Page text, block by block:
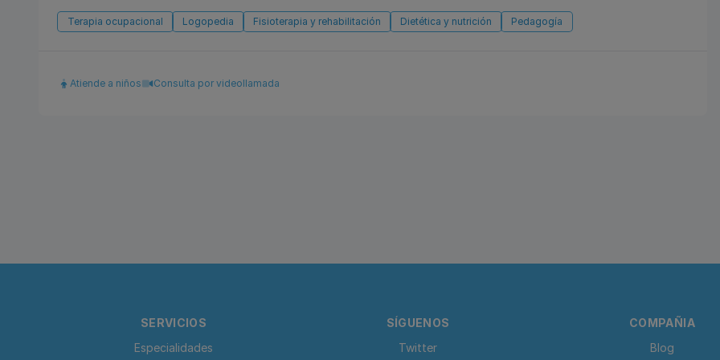
Terapia ocupacional Logopedia Fisioterapia y rehabilitación Dietética y nutrición Pedagogía
Atiende a niños Consulta por videollamada
SERVICIOS
Especialidades
SÍGUENOS
Twitter
COMPAÑIA
Blog